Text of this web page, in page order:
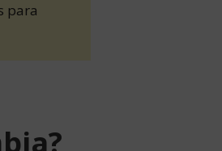
para